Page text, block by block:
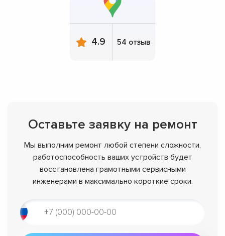
4.9 54 отзыв
Оставьте заявку на ремонт
Мы выполним ремонт любой степени сложности,
работоспособность ваших устройств будет
восстановлена грамотными сервисными
инженерами в максимально короткие сроки.